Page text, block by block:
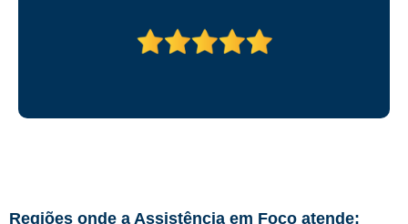
Regiões onde a Assistência em Foco atende: